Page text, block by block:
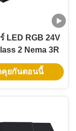
LED RGB 24V
2 Nema 3R
รรับประกัน 5 ปี
Dimmable
ยกันตอนนี้